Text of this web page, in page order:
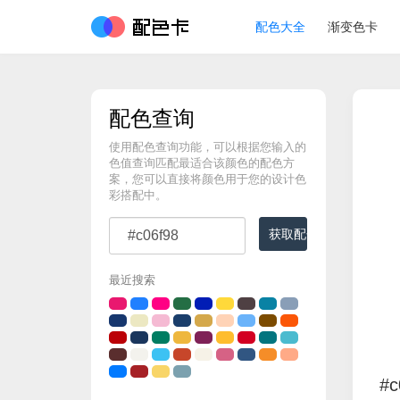
配色大全 渐变色卡
配色查询
使用配色查询功能，可以根据您输入的
色值查询匹配最适合该颜色的配色方
案，您可以直接将颜色用于您的设计色
彩搭配中。
获取配色
最近搜索